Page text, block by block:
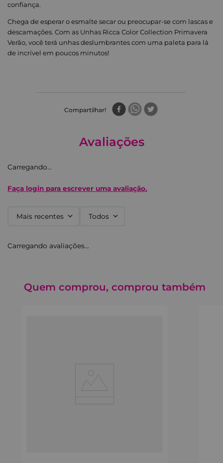
confiança.
Chega de esperar o esmalte secar ou preocupar-se com lascas e
descamações. Com as Unhas Ricca Color Collection Primavera
Verão, você terá unhas deslumbrantes com uma paleta para lá
de incrível em poucos minutos!
Compartilhar
Avaliações
Carregando…
Faça login para escrever uma avaliação.
Mais recentes Todos
Carregando avaliações…
Quem comprou, comprou também